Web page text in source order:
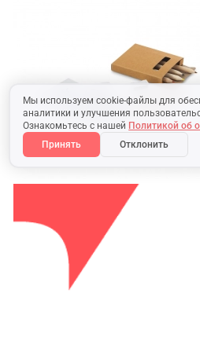
Мы используем cookie-файлы для
аналитики и улучшения
Ознакомьтесь с нашей Политикой об
Принять
Отклонить